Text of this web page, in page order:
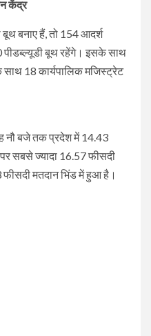
केंद्र
बूथ बनाए हैं, तो 154 आदर्श
पीडब्ल्यूडी बूथ रहेंगे। इसके साथ
18 कार्यपालिक मजिस्ट्रेट
नौ बजे तक प्रदेश में 14.43
सबसे ज्यादा 16.57 फीसदी
मतदान भिंड में हुआ है।